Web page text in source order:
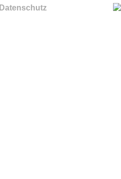
Datenschutz